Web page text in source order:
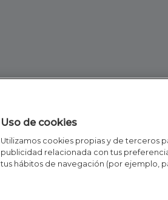
Uso de cookies
Utilizamos cookies propias y de terceros
publicidad relacionada con tus
tus hábitos de navegación (por ejemplo,